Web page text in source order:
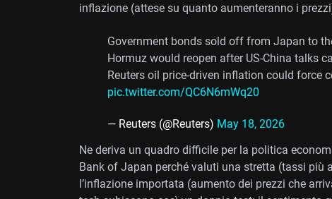
inflazione (attese su quanto aumenteranno i
Government bonds sold off from Japan to
Hormuz would reopen after US-China talks
Reuters oil price-driven inflation could force
pic.twitter.com/QC6N6mWq20
— Reuters (@Reuters) May 18, 2026
Ne deriva un quadro difficile per la politica
Bank of Japan perché valuti una stretta (tassi
l’inflazione importata (aumento dei prezzi che